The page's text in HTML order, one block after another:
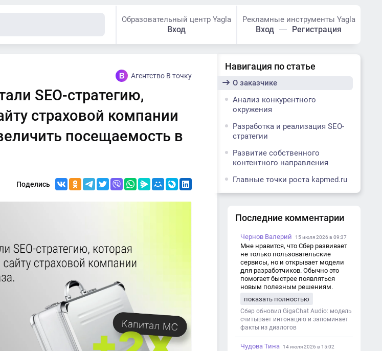
Образовательный центр Yagla
Вход
Рекламные инструменты Yagla
Вход Регистрация
Навигация по статье
О заказчике
Анализ конкурентного
окружения
Разработка и реализация SEO-
стратегии
Развитие собственного
контентного направления
Главные точки роста kapmed.ru
Агентство В точку
SEO-стратегию,
страховой компании
посещаемость в
Поделись
Последние комментарии
Чернов Валерий 15 июля 2026 в 09:37
Мне нравится, что Сбер развивает
не только пользовательские
сервисы, но и открывает модели
для разработчиков. Обычно это
помогает быстрее появляться
новым полезным решениям.
показать полностью
Сбер обновил GigaChat Audio: модель
считывает интонацию и запоминает
факты из диалогов
Чудова Тина 14 июля 2026 в 15:02